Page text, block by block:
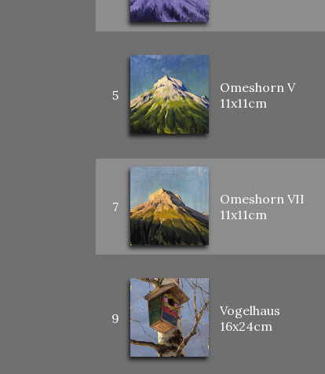
5
Omeshorn V
11x11cm
7
Omeshorn VII
11x11cm
9
Vogelhaus
16x24cm